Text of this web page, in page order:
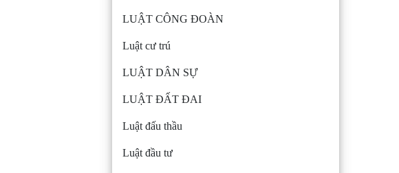
LUẬT CÔNG ĐOÀN
Luật cư trú
LUẬT DÂN SỰ
LUẬT ĐẤT ĐAI
Luật đấu thầu
Luật đầu tư